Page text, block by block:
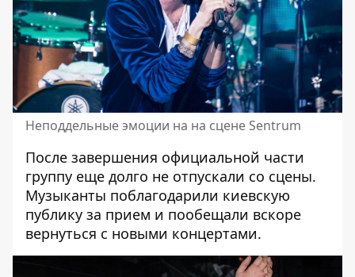
Неподдельные эмоции на на сцене Sentrum
После завершения официальной части
группу еще долго не отпускали со сцены.
Музыканты поблагодарили киевскую
публику за прием и пообещали вскоре
вернуться с новыми концертами.